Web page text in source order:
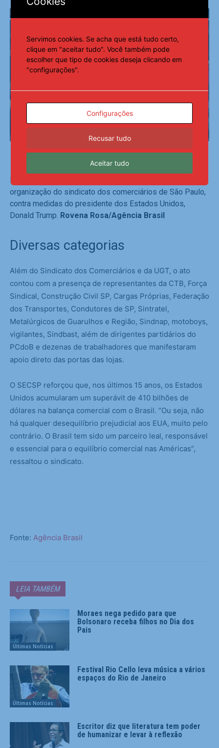
Manifestação dos comerciários da 25 de março, com
organização do sindicato dos comerciários de São Paulo,
contra medidas do presidente dos Estados Unidos,
Donald Trump. Rovena Rosa/Agência Brasil
Diversas categorias
Além do Sindicato dos Comerciários e da UGT, o ato
contou com a presença de representantes da CTB, Força
Sindical, Construção Civil SP, Cargas Próprias, Federação
dos Transportes, Condutores de SP, Sintratel,
Metalúrgicos de Guarulhos e Região, Sindnap, motoboys,
vigilantes, Sindbast, além de dirigentes partidários do
PCdoB e dezenas de trabalhadores que manifestaram
apoio direto das portas das lojas.
O SECSP reforçou que, nos últimos 15 anos, os Estados
Unidos acumularam um superávit de 410 bilhões de
dólares na balança comercial com o Brasil. “Ou seja, não
há qualquer desequilíbrio prejudicial aos EUA, muito pelo
contrário. O Brasil tem sido um parceiro leal, responsável
e essencial para o equilíbrio comercial nas Américas”,
ressaltou o sindicato.
Fonte: Agência Brasil
LEIA TAMBÉM
Últimas Notícias
Moraes nega pedido para que
Bolsonaro receba filhos no Dia dos
Pais
Últimas Notícias
Festival Rio Cello leva música a vários
espaços do Rio de Janeiro
Escritor diz que literatura tem poder
de humanizar e levar à reflexão
Servimos cookies. Se acha que está tudo certo,
clique em "aceitar tudo". Você também pode
escolher que tipo de cookies deseja clicando em
"configurações".
Configurações
Recusar tudo
Aceitar tudo